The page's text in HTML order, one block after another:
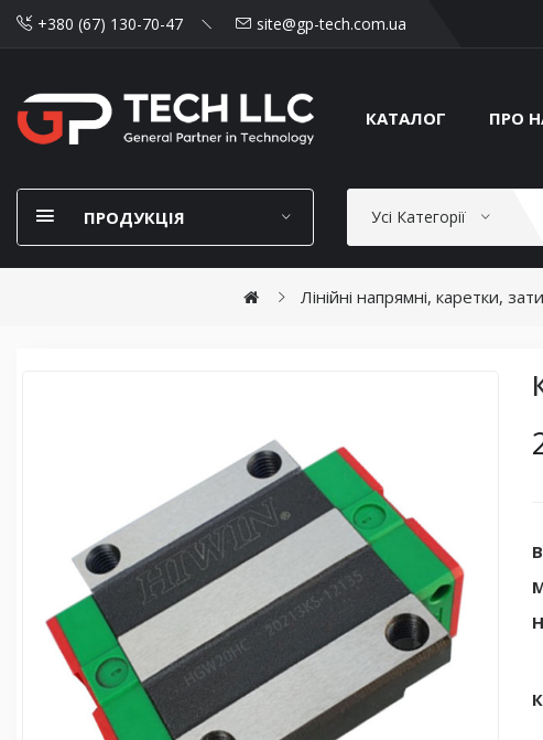
+380 (67) 130-70-47 site@gp-tech.com.ua
КАТАЛОГ ПРО
ПРОДУКЦІЯ Усі Категорії
Лінійні напрямні, каретки,